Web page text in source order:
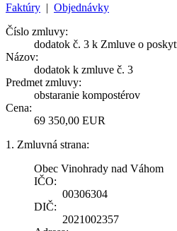
Faktúry | Objednávky
Číslo zmluvy:
dodatok č. 3 k Zmluve o
Názov:
dodatok k zmluve č. 3
Predmet zmluvy:
obstaranie kompostérov
Cena:
69 350,00 EUR
1. Zmluvná strana:
Obec Vinohrady nad Váhom
IČO:
00306304
DIČ:
2021002357